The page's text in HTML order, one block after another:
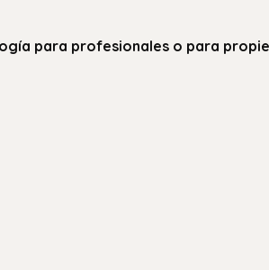
para profesionales o para